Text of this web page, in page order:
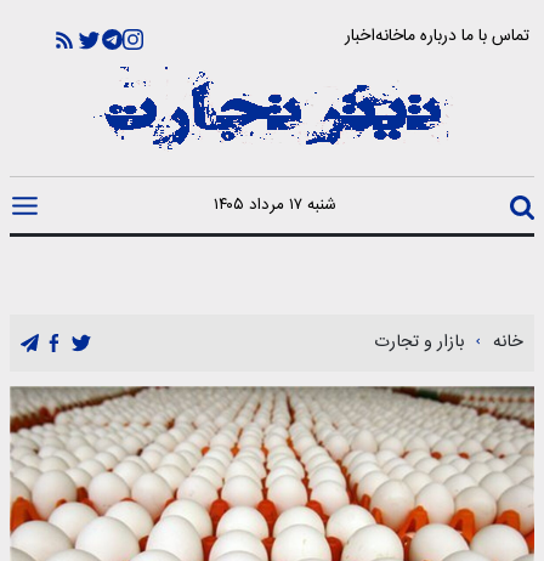
تماس با مادرباره ماخانهاخبار
شنبه ۱۷ مرداد ۱۴۰۵
خانه بازار و تجارت